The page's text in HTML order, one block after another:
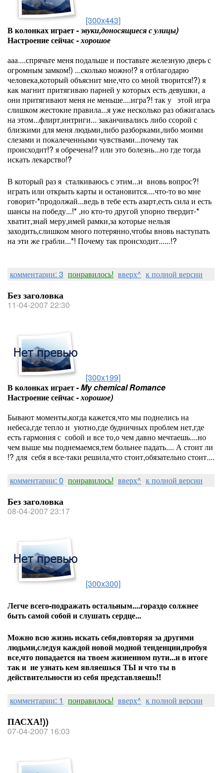
[300x443]
В колонках играет -звуки,доносящиеся с улицы)
Настроение сейчас -хорошое
ааа....спрячьте меня подальше и поставьте железную дверь с
огромным замком!) ...сколько можно!? я отблагодарю
человека,который объяснит мне,что со мной творится!?) я
как магнит притягиваю парней у которых есть девушки, а
они притягивают меня не меньше....игра?! так у этой игра
слишком жестокие правила...я уже несколько раз обжигалась
на этом...флирт,интриги... заканчивались либо ссорой с
близкими для меня людьми,либо разборками,либо моими
слезами и покалеченными чувствами...почему так
происходит!? я обречена!? или это болезнь...но где тогда
искать лекарство!?
В который раз я сталкиваюсь с этим...и вновь вопрос?!
играть или открыть карты и остановится....что-то во мне
говорит-*продолжай...ведь в тебе есть азарт,есть сила и есть
шансы на победу...!* ,но кто-то другой упорно твердит-*
хватит,знай меру,имей рамки,за которые нельзя
заходить,слишком много потерянно,чтобы вновь наступать
на эти же грабли...*! Почему так происходит......!?
комментарии: 3 понравилось! вверх^ к полной версии
Без заголовка
11-04-2007 22:30
[300x199]
В колонках играет -My chemical Romance
Настроение сейчас -хорошое)
Бывают моменты,когда кажется,что мы поднелись на
небеса,где тепло и уютно,где будничных проблем нет,где
есть гармония с собой и все то,о чем давно мечтаешь....но
чем выше мы поднемаемся,тем больнее падать.... А стоит ли
!? для себя я все-таки решила,что стоит,обязательно стоит....
комментарии: 0 понравилось! вверх^ к полной версии
Без заголовка
08-04-2007 23:17
[300x300]
Легче всего-подражать остальным....гораздо солжнее
быть самой собой и слушать сердце...
Можно всю жизнь искать себя,повторяя за другими
людьми,следуя каждой новой модной тенденции,пробуя
все,что попадается на твоем жизненном пути...и в итоге
так и не узнать кем являешься ТЫ и что ты в
действительности из себя представляешь!!
комментарии: 1 понравилось! вверх^ к полной версии
ПАСХА!))
07-04-2007 16:03